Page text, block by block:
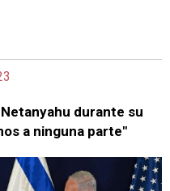
durante su
a ninguna parte"